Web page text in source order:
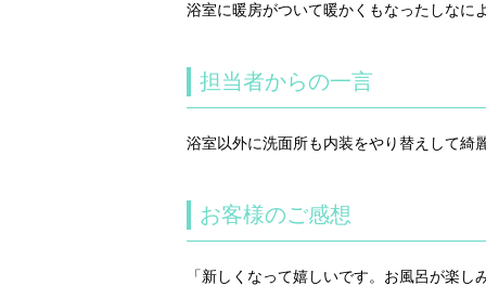
浴室に暖房がついて暖かくもなったしなに
担当者からの一言
浴室以外に洗面所も内装をやり替えして綺
お客様のご感想
「新しくなって嬉しいです。お風呂が楽し